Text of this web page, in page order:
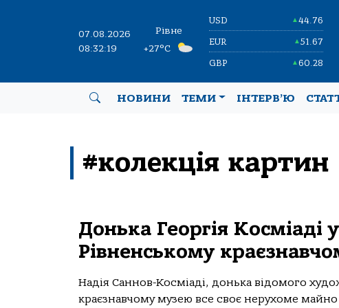
07.08.2026
08:32:19
Рівне
+27°C
USD ▲44.76
EUR ▲51.67
GBP ▲60.28
НОВИНИ ТЕМИ ІНТЕРВ’Ю
#колекція картин
Донька Георгія Косміаді
Рівненському
Надія Саннов-Косміаді, донька відомого
краєзнавчому музею все своє нерухоме